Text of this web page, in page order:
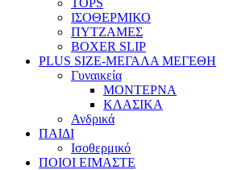
TOPS
ΙΣΟΘΕΡΜΙΚΟ
ΠΥΤΖΑΜΕΣ
BOXER SLIP
PLUS SIZE-ΜΕΓΑΛΑ ΜΕΓΕΘΗ
Γυναικεία
ΜΟΝΤΕΡΝΑ
ΚΛΑΣΙΚΑ
Ανδρικά
ΠΑΙΔΙ
Ισοθερμικό
ΠΟΙΟΙ ΕΙΜΑΣΤΕ